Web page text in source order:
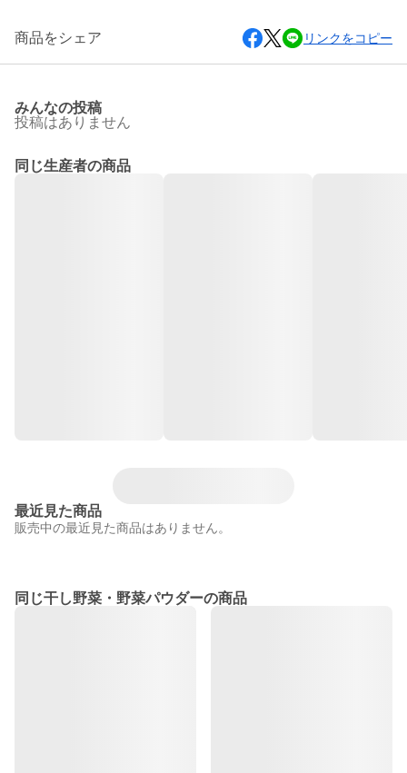
商品をシェア リンクをコピー
みんなの投稿
投稿はありません
同じ生産者の商品
最近見た商品
販売中の最近見た商品はありません。
同じ干し野菜・野菜パウダーの商品